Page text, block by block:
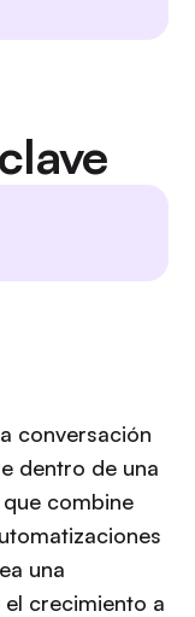
conversación
dentro de una
combine
una
crecimiento a